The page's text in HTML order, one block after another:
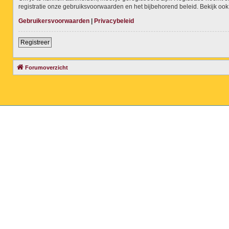
registratie onze gebruiksvoorwaarden en het bijbehorend beleid. Bekijk
Gebruikersvoorwaarden | Privacybeleid
Registreer
Forumoverzicht